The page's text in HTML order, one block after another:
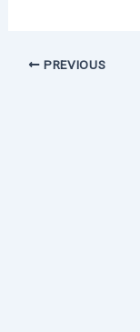
PREVIOUS